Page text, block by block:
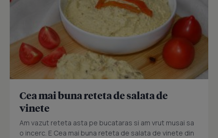
Cea mai buna reteta de salata de
vinete
Am vazut reteta asta pe bucataras si am vrut musai sa
o incerc. E Cea mai buna reteta de salata de vinete din